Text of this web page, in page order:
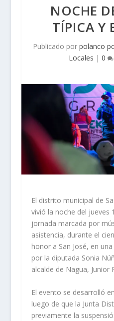
NOCHE
TÍPICA Y
Publicado porpolanco
Locales | 0
El distrito municipal de
vivió la noche del jueves
jornada marcada por
asistencia, durante el
honor a San José, en
por la diputada Sonia
alcalde de Nagua, Junior
El evento se desarrolló
luego de que la Junta
previamente la